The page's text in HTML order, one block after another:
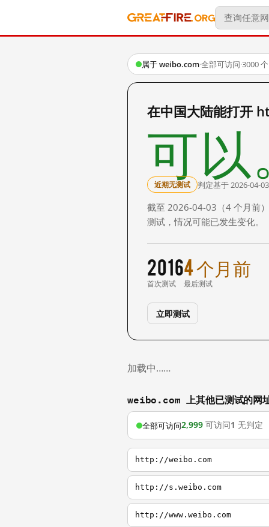
属于 weibo.com·全部可访问·3000
在中国大陆能打开
可以
近期无测试 判定基于 2026-04-
截至 2026-04-03（4 个月前
测试，情况可能已发生变化。
2016
首次测试
4 个月前
最后测试
立即测试
加载中……
weibo.com 上其他已测试的网
全部可访问2,999 可访问1 无判定
http://weibo.com
http://s.weibo.com
http://www.weibo.com